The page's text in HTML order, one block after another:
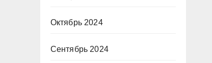
Октябрь 2024
Сентябрь 2024